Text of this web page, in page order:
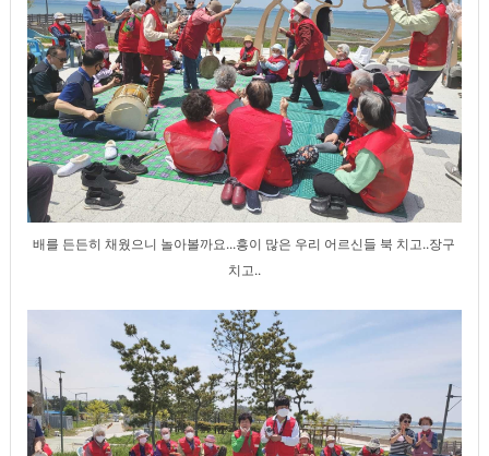
배를 든든히 채웠으니 놀아볼까요...흥이 많은 우리 어르신들 북 치고..장구
치고..